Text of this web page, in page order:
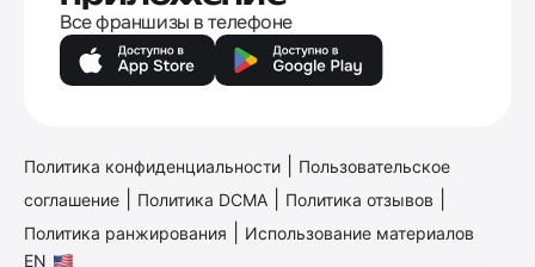
Все франшизы в телефоне
Политика конфиденциальности
Пользовательское
соглашение
Политика DCMA Политика отзывов
Политика ранжирования
Использование материалов
EN